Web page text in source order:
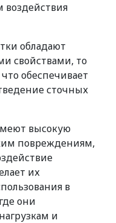
воздействия
обладают
свойствами, то
обеспечивает
сточных
высокую
повреждениям,
их
в
они
и